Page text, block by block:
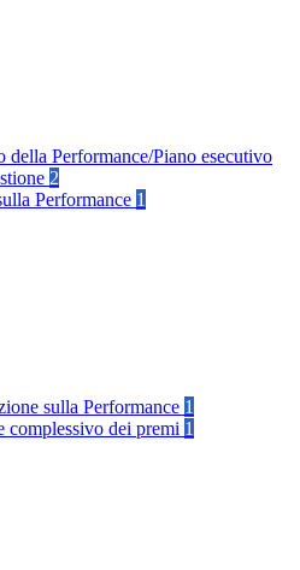
della Performance/Piano esecutivo
2
Performance 1
sulla Performance 1
complessivo dei premi 1